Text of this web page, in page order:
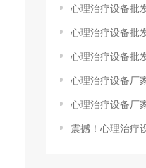
心理治疗设备批发
心理治疗设备批
心理治疗设备批发厂家
心理治疗设备厂家的多
心理治疗设备厂家,创新
震撼！心理治疗设